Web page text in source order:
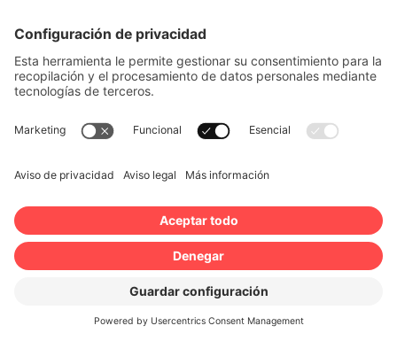
Folgenden „Usercentrics“).
Wenn Sie unsere Website betreten, werden
folgende personenbezogene Daten an
Usercentrics übertragen:
Einwilligung(en)
Ihre IP-Adresse
Informationen über Ihren Browser
Informationen über Ihr Endgerät
Zeitpunkt Ihres Besuchs auf der Website